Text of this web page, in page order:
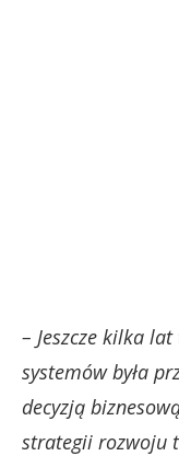
– Jeszcze kilka
systemów była
decyzją
strategii rozwoju